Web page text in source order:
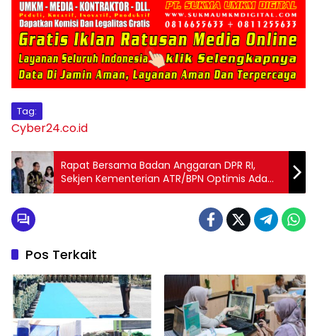
Tag:
Cyber24.co.id
Rapat Bersama Badan Anggaran DPR RI,
Sekjen Kementerian ATR/BPN Optimis Ada
Kenaikan PNBP pada 2026
Pos Terkait